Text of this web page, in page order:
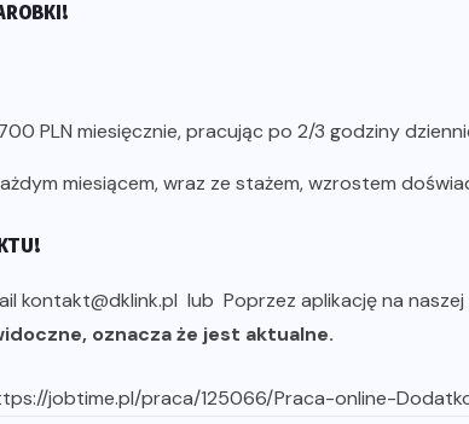
PLN miesięcznie, pracując po 2/3 godziny
miesiącem, wraz ze stażem, wzrostem
kontakt@dklink.pl lub Poprzez aplikację na
oznacza że jest aktualne.
jobtime.pl/praca/125066/Praca-online-